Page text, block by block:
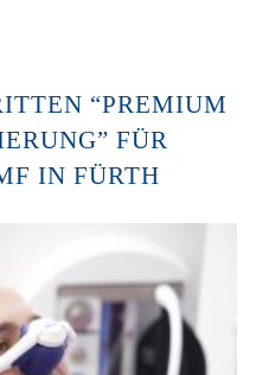
“PREMIUM
FÜR
IN FÜRTH